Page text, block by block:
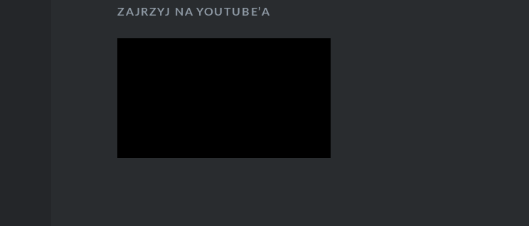
ZAJRZYJ NA YOUTUBE’A